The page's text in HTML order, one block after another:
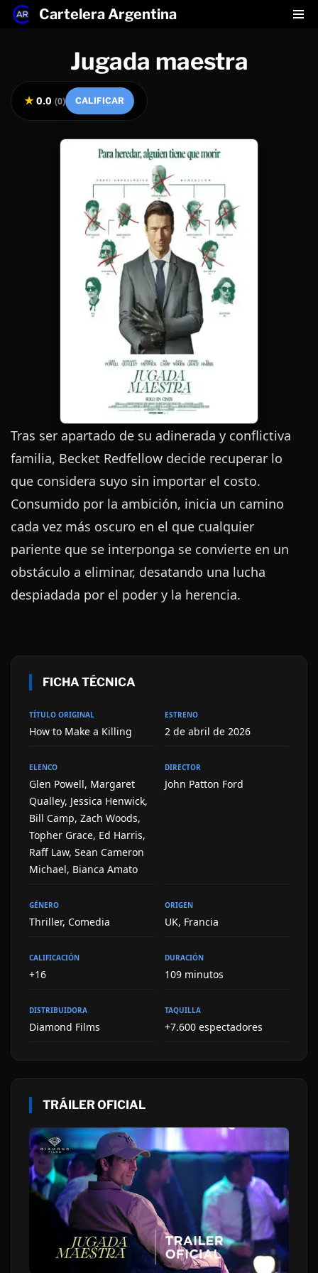
Cartelera Argentina
Jugada maestra
★ 0.0 (0) CALIFICAR
Tras ser apartado de su adinerada y conflictiva
familia, Becket Redfellow decide recuperar lo
que considera suyo sin importar el costo.
Consumido por la ambición, inicia un camino
cada vez más oscuro en el que cualquier
pariente que se interponga se convierte en un
obstáculo a eliminar, desatando una lucha
despiadada por el poder y la herencia.
FICHA TÉCNICA
TÍTULO ORIGINAL
How to Make a Killing
ESTRENO
2 de abril de 2026
ELENCO
Glen Powell, Margaret
Qualley, Jessica Henwick,
Bill Camp, Zach Woods,
Topher Grace, Ed Harris,
Raff Law, Sean Cameron
Michael, Bianca Amato
DIRECTOR
John Patton Ford
GÉNERO
Thriller, Comedia
ORIGEN
UK, Francia
CALIFICACIÓN
+16
DURACIÓN
109 minutos
DISTRIBUIDORA
Diamond Films
TAQUILLA
+7.600 espectadores
TRÁILER OFICIAL